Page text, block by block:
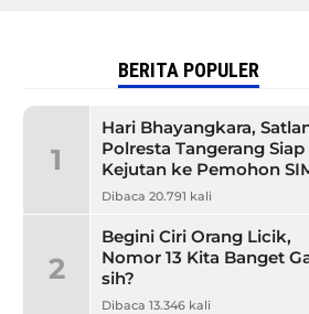
BERITA POPULER
1
Hari Bhayangkara,
Polresta Tangerang Siap
Kejutan ke Pemohon
Dibaca 20.791 kali
2
Begini Ciri Orang Licik,
Nomor 13 Kita Banget
sih?
Dibaca 13.346 kali